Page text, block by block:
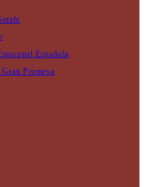
Española
Promesa